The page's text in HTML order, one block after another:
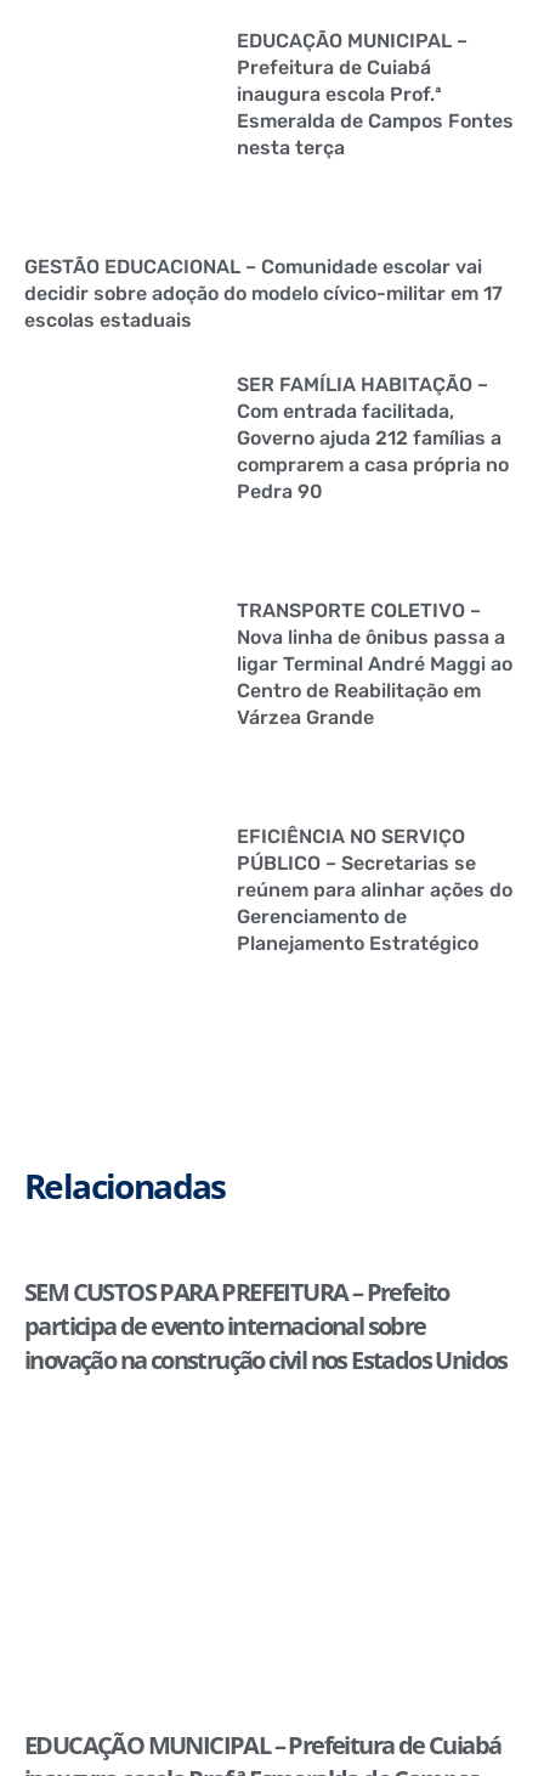
EDUCAÇÃO MUNICIPAL –
Prefeitura de Cuiabá
inaugura escola Prof.ª
Esmeralda de Campos Fontes
nesta terça
GESTÃO EDUCACIONAL – Comunidade escolar vai
decidir sobre adoção do modelo cívico-militar em 17
escolas estaduais
SER FAMÍLIA HABITAÇÃO –
Com entrada facilitada,
Governo ajuda 212 famílias a
comprarem a casa própria no
Pedra 90
TRANSPORTE COLETIVO –
Nova linha de ônibus passa a
ligar Terminal André Maggi ao
Centro de Reabilitação em
Várzea Grande
EFICIÊNCIA NO SERVIÇO
PÚBLICO – Secretarias se
reúnem para alinhar ações do
Gerenciamento de
Planejamento Estratégico
Relacionadas
SEM CUSTOS PARA PREFEITURA – Prefeito
participa de evento internacional sobre
inovação na construção civil nos Estados Unidos
EDUCAÇÃO MUNICIPAL – Prefeitura de Cuiabá